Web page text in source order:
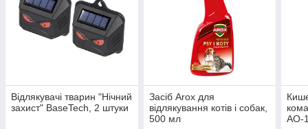
Відлякувачі тварин "Нічний
захист" BaseTech, 2 штуки
Засіб Arox для
відлякування котів і собак,
500 мл
AO-